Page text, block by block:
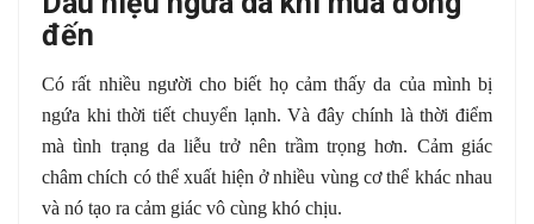
đến
Có rất nhiều người cho biết họ cảm thấy da của mình bị
ngứa khi thời tiết chuyển lạnh. Và đây chính là thời điểm
mà tình trạng da liễu trở nên trầm trọng hơn. Cảm giác
châm chích có thể xuất hiện ở nhiều vùng cơ thể khác nhau
và nó tạo ra cảm giác vô cùng khó chịu.